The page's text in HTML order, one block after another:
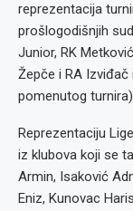
reprezentacija
prošlogodišnjih
Junior, RK
Žepče i RA
pomenutog
Reprezentaciju
iz klubova koji se
Armin, Isaković
Eniz, Kunovac